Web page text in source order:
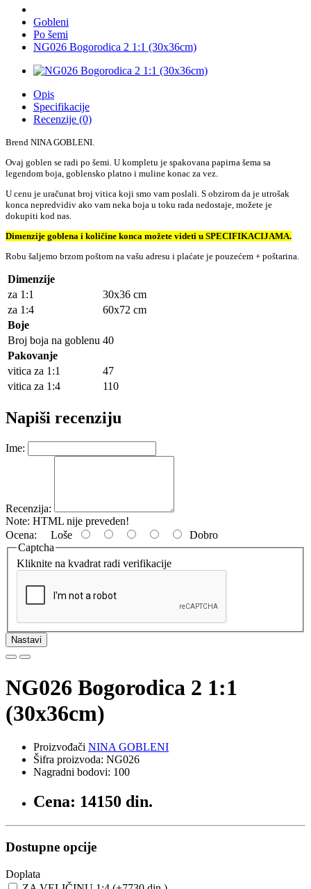
Gobleni
Po šemi
NG026 Bogorodica 2 1:1 (30x36cm)
Opis
Specifikacije
Recenzije (0)
Brend NINA GOBLENI.
Ovaj goblen se radi po šemi. U kompletu je spakovana papirna šema sa
legendom boja, goblensko platno i muline konac za vez.
U cenu je uračunat broj vitica koji smo vam poslali. S obzirom da je utrošak
konca nepredvidiv ako vam neka boja u toku rada nedostaje, možete je
dokupiti kod nas.
Dimenzije goblena i količine konca možete videti u SPECIFIKACIJAMA.
Robu šaljemo brzom poštom na vašu adresu i plaćate je pouzećem + poštarina.
Dimenzije
za 1:1
30x36 cm
za 1:4
60x72 cm
Boje
Broj boja na goblenu 40
Pakovanje
vitica za 1:1
47
vitica za 1:4
110
Napiši recenziju
Ime:
Recenzija:
Note: HTML nije preveden!
Ocena: Loše
Dobro
Captcha
Kliknite na kvadrat radi verifikacije
Nastavi
NG026 Bogorodica 2 1:1
(30x36cm)
Proizvođači NINA GOBLENI
Šifra proizvoda: NG026
Nagradni bodovi: 100
Cena: 14150 din.
Dostupne opcije
Doplata